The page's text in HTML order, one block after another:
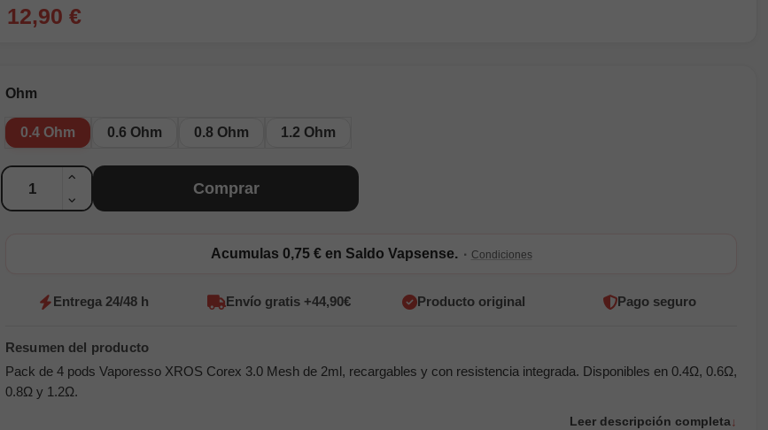
12,90 €
Ohm
0.4 Ohm 0.6 Ohm 0.8 Ohm 1.2 Ohm
Cantidad
Comprar
Acumulas 0,75 € en Saldo Vapsense. · Condiciones
Entrega 24/48 h Envío gratis +44,90€ Producto original Pago seguro
Pack de 4 pods Vaporesso XROS Corex 3.0 Mesh de 2ml, recargables y con resistencia integrada. Disponibles en 0.4Ω, 0.6Ω,
0.8Ω y 1.2Ω.
Leer descripción completa